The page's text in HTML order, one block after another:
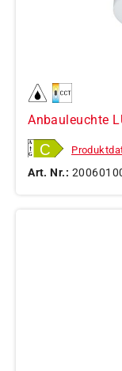
Anbauleuchte
Art. Nr.: